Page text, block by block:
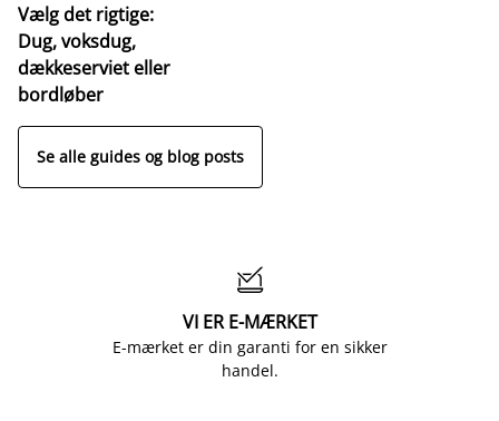
Vælg det rigtige:
Dug, voksdug,
dækkeserviet eller
bordløber
Se alle guides og blog posts

VI ER E-MÆRKET
E-mærket er din garanti for en sikker
handel.